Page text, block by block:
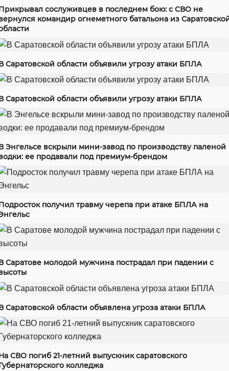
сослуживцев в последнем бою: с СВО не
командир огнеметного батальона из
Саратовской области объявили угрозу атаки БПЛА
Саратовской области объявили угрозу атаки БПЛА
Энгельсе вскрыли мини-завод по производству паленой
ее продавали под премиум-брендом
получил травму черепа при атаке БПЛА на
Саратове молодой мужчина пострадал при падении с
Саратовской области объявлена угроза атаки БПЛА
СВО погиб 21-летний выпускник саратовского
колледжа